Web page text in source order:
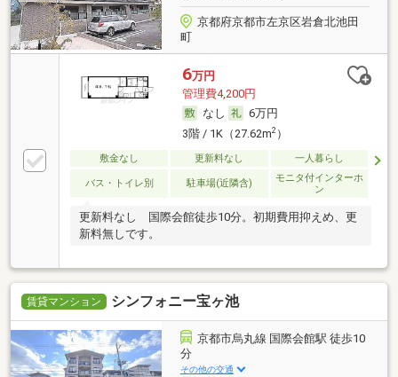
京都府京都市左京区岩倉北池田
町
6万円
管理費4,200円
なし
6万円
3階 / 1K（27.62m2）
敷金なし 更新料なし 一人暮らし
バス・トイレ別 駐車場(近隣含)
モニタ付インターホ
ン
更新料なし 国際会館徒歩10分。初期費用抑えめ、更
新料無しです。
賃貸マンション シンフォニー宝ヶ池
京都市烏丸線 国際会館駅 徒歩10
分
その他の交通